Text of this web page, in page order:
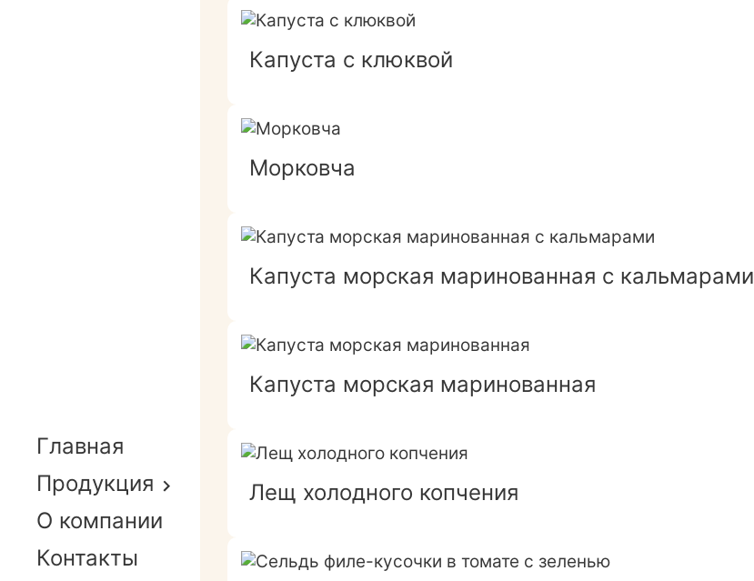
Главная
Продукция
О компании
Контакты
Капуста с клюквой
Морковча
Капуста морская маринованная с кальмарами
Капуста морская маринованная
Лещ холодного копчения